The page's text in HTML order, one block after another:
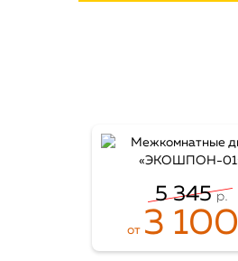
5 345
от 3 100